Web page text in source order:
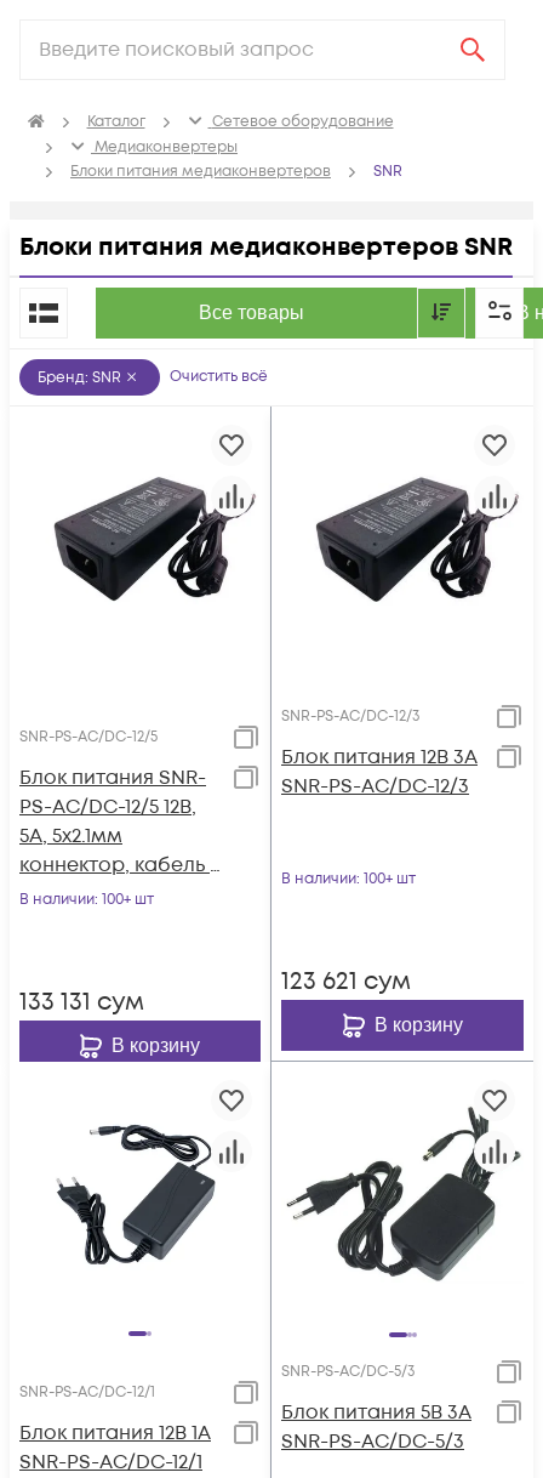
Каталог
Сетевое оборудование
Медиаконвертеры
Блоки питания медиаконвертеров
SNR
Блоки питания медиаконвертеров SNR
Все товары В
По популярности
Бренд: SNR Очистить всё
SNR-PS-AC/DC-12/5
Блок питания SNR-
PS-AC/DC-12/5 12В,
5А, 5x2.1мм
коннектор, кабель с
вилкой для подкл. к
В наличии: 100+ шт
133 131 сум
В корзину
SNR-PS-AC/DC-12/3
Блок питания 12В 3А
SNR-PS-AC/DC-12/3
В наличии: 100+ шт
123 621 сум
В корзину
SNR-PS-AC/DC-12/1
Блок питания 12В 1А
SNR-PS-AC/DC-12/1
SNR-PS-AC/DC-5/3
Блок питания 5В 3А
SNR-PS-AC/DC-5/3